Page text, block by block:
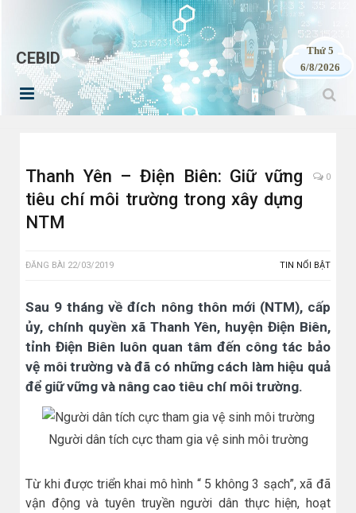
CEBID
Thứ 5
6/8/2026
Thanh Yên – Điện Biên: Giữ vững
tiêu chí môi trường trong xây dựng
NTM
0
ĐĂNG BÀI 22/03/2019 TIN NỔI BẬT
Sau 9 tháng về đích nông thôn mới (NTM), cấp
ủy, chính quyền xã Thanh Yên, huyện Điện Biên,
tỉnh Điện Biên luôn quan tâm đến công tác bảo
vệ môi trường và đã có những cách làm hiệu quả
để giữ vững và nâng cao tiêu chí môi trường.
Người dân tích cực tham gia vệ sinh môi trường
Từ khi được triển khai mô hình “ 5 không 3 sạch”, xã đã
vận động và tuyên truyền người dân thực hiện, hoạt